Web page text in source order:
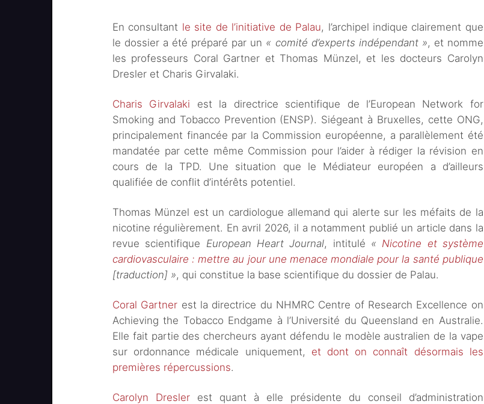
En consultant le site de l’initiative de Palau, l’archipel indique clairement que
le dossier a été préparé par un « comité d’experts indépendant », et nomme
les professeurs Coral Gartner et Thomas Münzel, et les docteurs Carolyn
Dresler et Charis Girvalaki.
Charis Girvalaki est la directrice scientifique de l’European Network for
Smoking and Tobacco Prevention (ENSP). Siégeant à Bruxelles, cette ONG,
principalement financée par la Commission européenne, a parallèlement été
mandatée par cette même Commission pour l’aider à rédiger la révision en
cours de la TPD. Une situation que le Médiateur européen a d’ailleurs
qualifiée de conflit d’intérêts potentiel.
Thomas Münzel est un cardiologue allemand qui alerte sur les méfaits de la
nicotine régulièrement. En avril 2026, il a notamment publié un article dans la
revue scientifique European Heart Journal, intitulé « Nicotine et système
cardiovasculaire : mettre au jour une menace mondiale pour la santé publique
[traduction] », qui constitue la base scientifique du dossier de Palau.
Coral Gartner est la directrice du NHMRC Centre of Research Excellence on
Achieving the Tobacco Endgame à l’Université du Queensland en Australie.
Elle fait partie des chercheurs ayant défendu le modèle australien de la vape
sur ordonnance médicale uniquement, et dont on connaît désormais les
premières répercussions.
Carolyn Dreslerest quant à elle présidente du conseil d’administration